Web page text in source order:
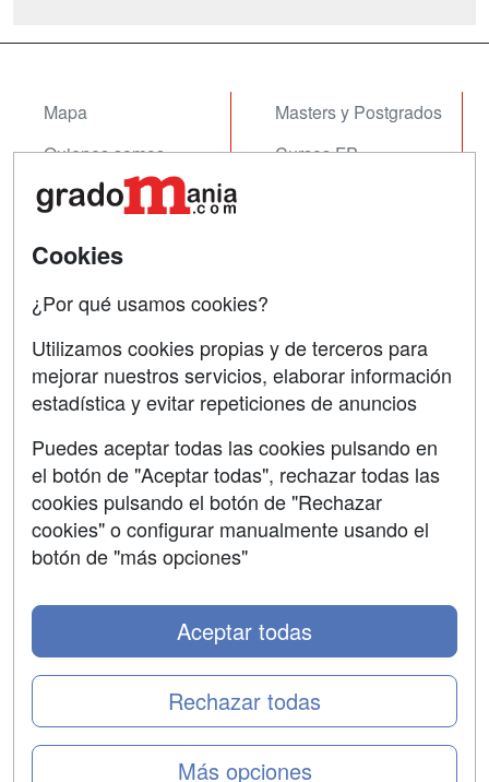
Mapa
Quienes somos
Tarifas publicidad
Masters y Postgrados
Cursos FP
Contactar
Confidencialidad
Copyleft
SÍGUENOS EN:
Cookies
¿Por qué usamos cookies?
Utilizamos cookies propias y de terceros para
mejorar nuestros servicios, elaborar información
estadística y evitar repeticiones de anuncios
Puedes aceptar todas las cookies pulsando en
el botón de "Aceptar todas", rechazar todas las
cookies pulsando el botón de "Rechazar
cookies" o configurar manualmente usando el
botón de "más opciones"
Más opciones
Rechazar todas
Aceptar todas